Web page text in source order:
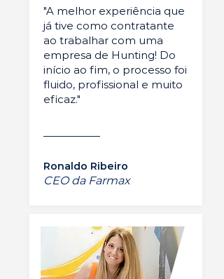
"A melhor experiência que
já tive como contratante
ao trabalhar com uma
empresa de Hunting! Do
início ao fim, o processo foi
fluido, profissional e muito
eficaz."
Ronaldo Ribeiro
CEO da Farmax